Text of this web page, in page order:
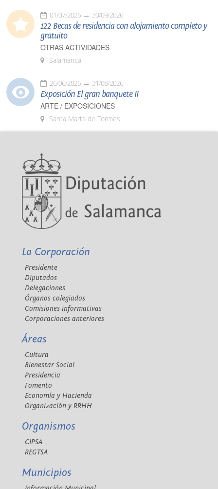
01/07/2026 30/09/2026
122 Becas de residencia con alojamiento completo y
gratuito
OTRAS ACTIVIDADES
Salamanca
26/06/2026 31/08/2026
Exposición El gran banquete II
ARTE / EXPOSICIONES
Santa Marta de Tormes
La Corporación
Presidente
Diputados
Delegaciones
Órganos colegiados
Comisiones informativas
Corporaciones anteriores
Áreas
Cultura
Bienestar Social
Presidencia
Fomento
Economía y Hacienda
Organización y RRHH
Organismos
CIPSA
REGTSA
Municipios